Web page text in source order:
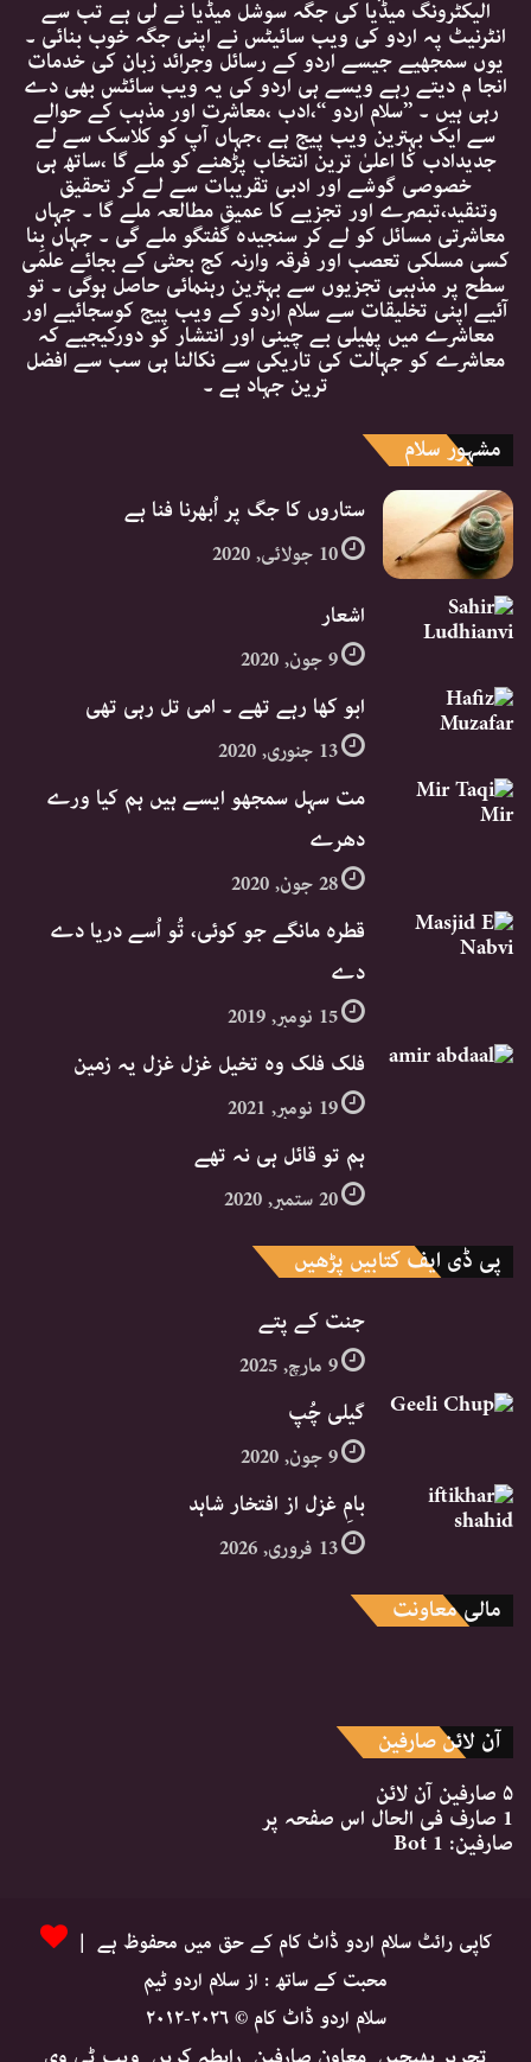
الیکٹرونگ میڈیا کی جگہ سوشل میڈیا نے لی ہے تب سے
انٹرنیٹ پہ اردو کی ویب سائیٹس نے اپنی جگہ خوب بنائی ۔
یوں سمجھیے جیسے اردو کے رسائل وجرائد زبان کی خدمات
انجا م دیتے رہے ویسے ہی اردو کی یہ ویب سائٹس بھی دے
رہی ہیں ۔ ’’سلام اردو ‘‘،ادب ،معاشرت اور مذہب کے حوالے
سے ایک بہترین ویب پیج ہے ،جہاں آپ کو کلاسک سے لے
جدیدادب کا اعلیٰ ترین انتخاب پڑھنے کو ملے گا ،ساتھ ہی
خصوصی گوشے اور ادبی تقریبات سے لے کر تحقیق
وتنقید،تبصرے اور تجزیے کا عمیق مطالعہ ملے گا ۔ جہاں
معاشرتی مسائل کو لے کر سنجیدہ گفتگو ملے گی ۔ جہاں بِنا
کسی مسلکی تعصب اور فرقہ وارنہ کج بحثی کے بجائے علمی
سطح پر مذہبی تجزیوں سے بہترین رہنمائی حاصل ہوگی ۔ تو
آئیے اپنی تخلیقات سے سلام اردو کے ویب پیج کوسجائیے اور
معاشرے میں پھیلی بے چینی اور انتشار کو دورکیجیے کہ
معاشرے کو جہالت کی تاریکی سے نکالنا ہی سب سے افضل
ترین جہاد ہے ۔
مشہور سلام
ستاروں کا جگ پر اُبھرنا فنا ہے
10 جولائی, 2020
اشعار
9 جون, 2020
ابو کھا رہے تھے ۔ امی تل رہی تھی
13 جنوری, 2020
مت سہل سمجھو ایسے ہیں ہم کیا ورے
دھرے
28 جون, 2020
قطرہ مانگے جو کوئی، تُو اُسے دریا دے
دے
15 نومبر, 2019
فلک فلک وہ تخیل غزل غزل یہ زمین
19 نومبر, 2021
ہم تو قائل ہی نہ تھے
20 ستمبر, 2020
پی ڈی ایف کتابیں پڑھیں
جنت کے پتے
9 مارچ, 2025
گیلی چُپ
9 جون, 2020
بامِ غزل از افتخار شاہد
13 فروری, 2026
مالی معاونت
آن لائن صارفین
۵ صارفین
آن لائن
1 صارف فی الحال اس صفحہ پر
صارفین: 1 Bot
کاپی رائٹ سلام اردو ڈاٹ کام کے حق میں محفوظ ہے |
محبت کے ساتھ : از سلام اردو ٹیم
سلام اردو ڈاٹ کام © ۲۰۲۶-۲۰۱۲